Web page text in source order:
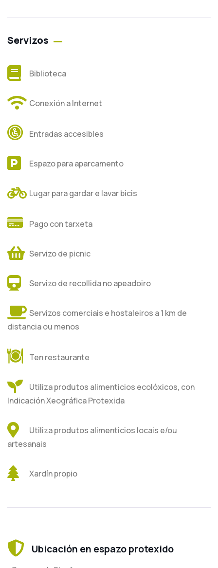
Servizos
Biblioteca
Conexión a Internet
Entradas accesibles
Espazo para aparcamento
Lugar para gardar e lavar bicis
Pago con tarxeta
Servizo de picnic
Servizo de recollida no apeadoiro
Servizos comerciais e hostaleiros a 1 km de
distancia ou menos
Ten restaurante
Utiliza produtos alimenticios ecolóxicos, con
Indicación Xeográfica Protexida
Utiliza produtos alimenticios locais e/ou
artesanais
Xardín propio
Ubicación en espazo protexido